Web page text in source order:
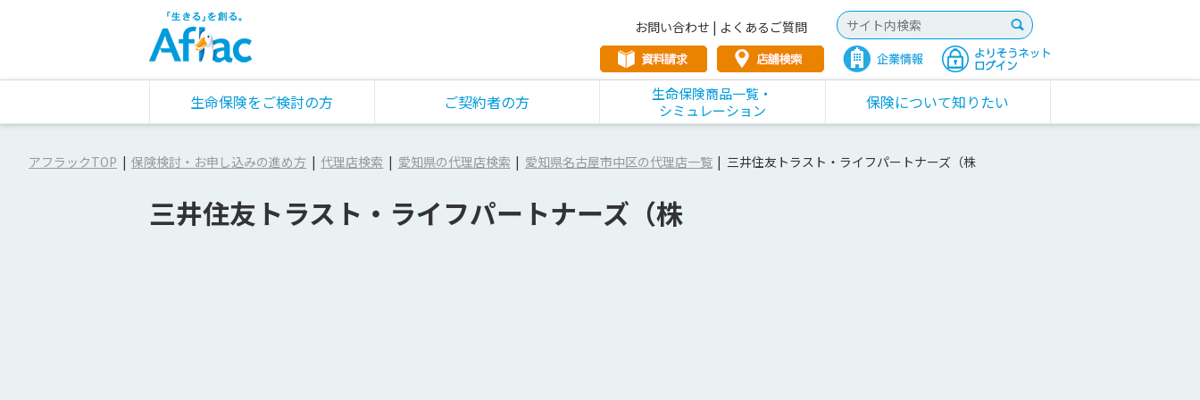
お問い合わせ | よくあるご質問
生命保険をご検討の方 ご契約者の方
生命保険商品一覧・
シミュレーション
保険について知りたい
アフラックTOP 保険検討・お申し込みの進め方 代理店検索 愛知県の代理店検索 愛知県名古屋市中区の代理店一覧 三井住友トラスト・ライフパートナーズ（株
三井住友トラスト・ライフパートナーズ（株